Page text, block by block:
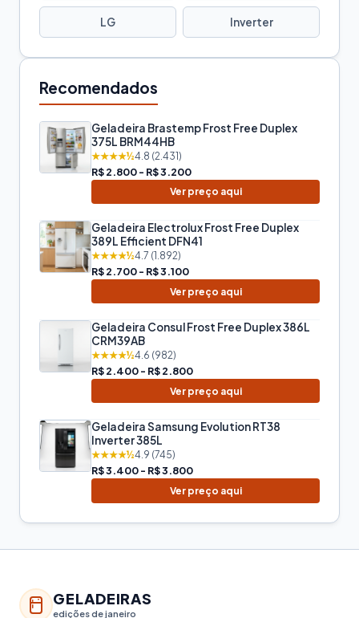
LG Inverter
Recomendados
Geladeira Brastemp Frost Free Duplex
375L BRM44HB
★★★★½4.8 (2.431)
R$ 2.800 - R$ 3.200
Ver preço aqui
Geladeira Electrolux Frost Free Duplex
389L Efficient DFN41
★★★★½4.7 (1.892)
R$ 2.700 - R$ 3.100
Ver preço aqui
Geladeira Consul Frost Free Duplex 386L
CRM39AB
★★★★½4.6 (982)
R$ 2.400 - R$ 2.800
Ver preço aqui
Geladeira Samsung Evolution RT38
Inverter 385L
★★★★½4.9 (745)
R$ 3.400 - R$ 3.800
Ver preço aqui
GELADEIRAS
edições de janeiro